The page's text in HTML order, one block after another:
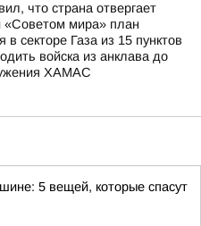
что страна отвергает
мира» план
в секторе Газа из 15 пунктов
войска из анклава до
ХАМАС
5 вещей, которые спасут